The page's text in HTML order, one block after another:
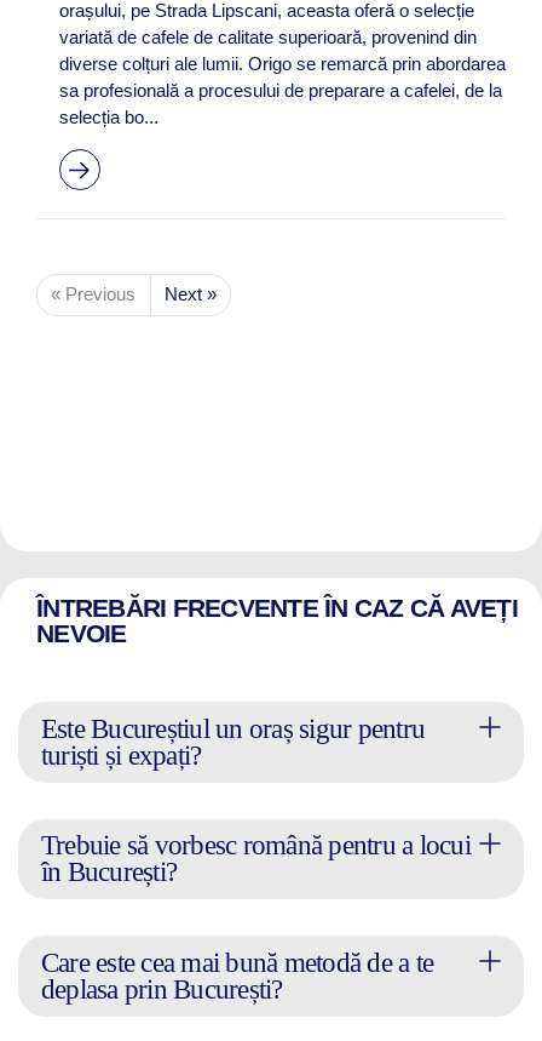
orașului, pe Strada Lipscani, aceasta oferă o selecție
variată de cafele de calitate superioară, provenind din
diverse colțuri ale lumii. Origo se remarcă prin abordarea
sa profesională a procesului de preparare a cafelei, de la
selecția bo...
« Previous Next »
ÎNTREBĂRI FRECVENTE ÎN CAZ CĂ AVEȚI
NEVOIE
Este Bucureștiul un oraș sigur pentru
turiști și expați?
Trebuie să vorbesc română pentru a locui
în București?
Care este cea mai bună metodă de a te
deplasa prin București?